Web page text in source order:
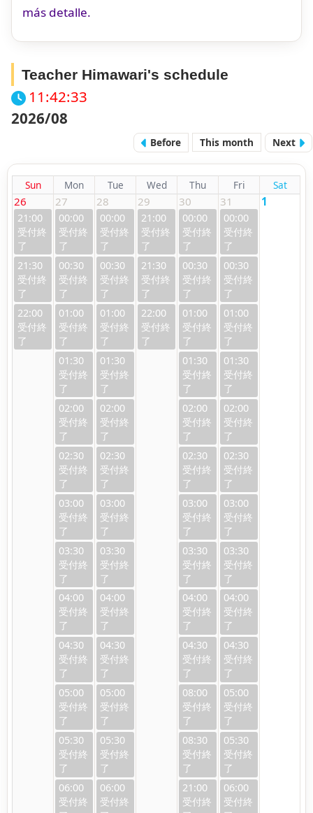
más detalle.​
Teacher Himawari's schedule
11:42:34
2026/08
Before This month Next
Sun Mon Tue Wed Thu Fri Sat
26
21:00
21:30
22:00
27
00:00
00:30
01:00
01:30
02:00
02:30
03:00
03:30
04:00
04:30
05:00
05:30
06:00
28
00:00
00:30
01:00
01:30
02:00
02:30
03:00
03:30
04:00
04:30
05:00
05:30
06:00
29
21:00
21:30
22:00
30
00:00
00:30
01:00
01:30
02:00
02:30
03:00
03:30
04:00
04:30
08:00
08:30
21:00
31
00:00
00:30
01:00
01:30
02:00
02:30
03:00
03:30
04:00
04:30
05:00
05:30
06:00
1